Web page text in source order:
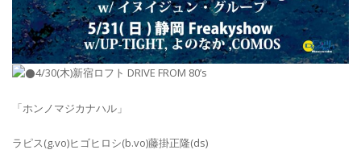
4/30(木)新宿ロフト DRIVE FROM 80’s
「ホンノマジカナハル」
ラピス(g.vo)ヒゴヒロシ(b.vo)藤掛正隆(ds)